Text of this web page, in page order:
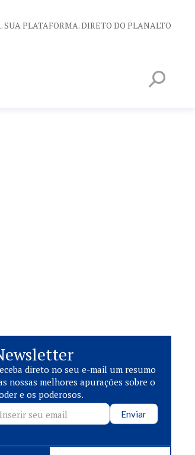
SUA PLATAFORMA. DIRETO DO PLANALTO
direto no seu e-mail um resumo
nossas melhores apurações sobre o
e os poderosos.
Enviar